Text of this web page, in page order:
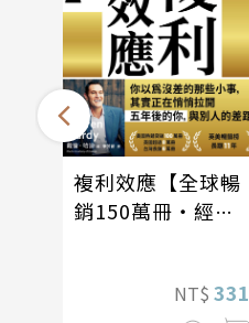
複利效應【全球暢
銷150萬冊・經典
NT$ 331